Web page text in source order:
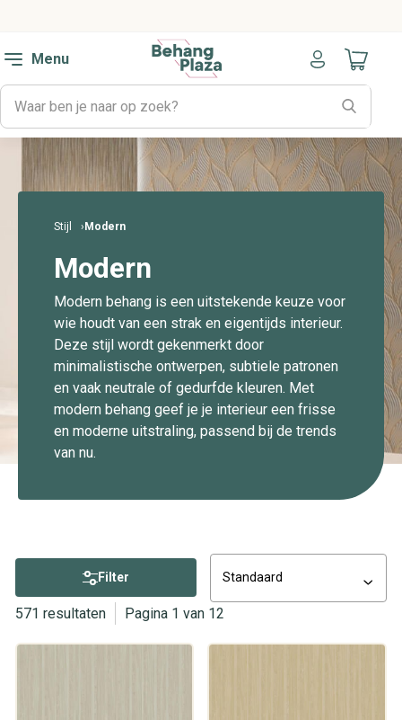
Menu
Naar
Stijl Modern
Modern
Modern behang is een uitstekende keuze voor
wie houdt van een strak en eigentijds interieur.
Deze stijl wordt gekenmerkt door
minimalistische ontwerpen, subtiele patronen
en vaak neutrale of gedurfde kleuren. Met
modern behang geef je je interieur een frisse
en moderne uitstraling, passend bij de trends
van nu.
Filter
571 resultaten Pagina 1 van 12
Standaard